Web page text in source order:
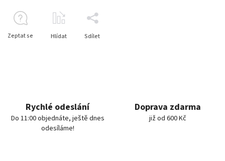
Zeptat se Hlídat Sdílet
Rychlé odeslání
Do 11:00 objednáte, ještě dnes
odesíláme!
Doprava zdarma
již od 600 Kč